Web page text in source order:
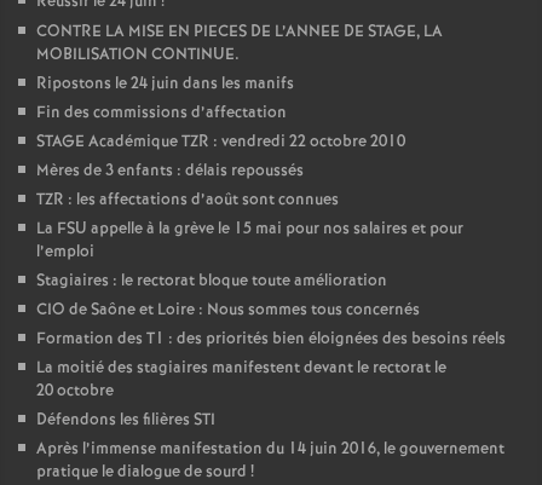
CONTRE LA MISE EN PIECES DE L’ANNEE DE STAGE, LA
MOBILISATION CONTINUE.
Ripostons le 24 juin dans les manifs
Fin des commissions d’affectation
STAGE Académique TZR : vendredi 22 octobre 2010
Mères de 3 enfants : délais repoussés
TZR : les affectations d’août sont connues
La FSU appelle à la grève le 15 mai pour nos salaires et pour
l’emploi
Stagiaires : le rectorat bloque toute amélioration
CIO de Saône et Loire : Nous sommes tous concernés
Formation des T1 : des priorités bien éloignées des besoins réels
La moitié des stagiaires manifestent devant le rectorat le
20 octobre
Défendons les filières STI
Après l’immense manifestation du 14 juin 2016, le gouvernement
pratique le dialogue de sourd !